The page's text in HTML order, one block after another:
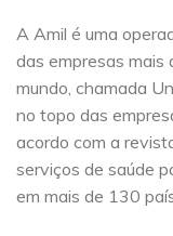
A Amil é uma
das empresas mais
mundo, chamada
no topo das
acordo com a
serviços de saúde
em mais de 130